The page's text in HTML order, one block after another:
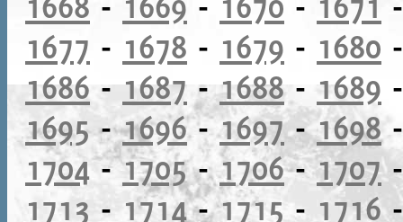
1677 - 1678 - 1679 - 1680
1686 - 1687 -1688- 1689
1695-1696-1697-1698
1704-1705-1706-1707
1713 - 1714-1715 - 1716